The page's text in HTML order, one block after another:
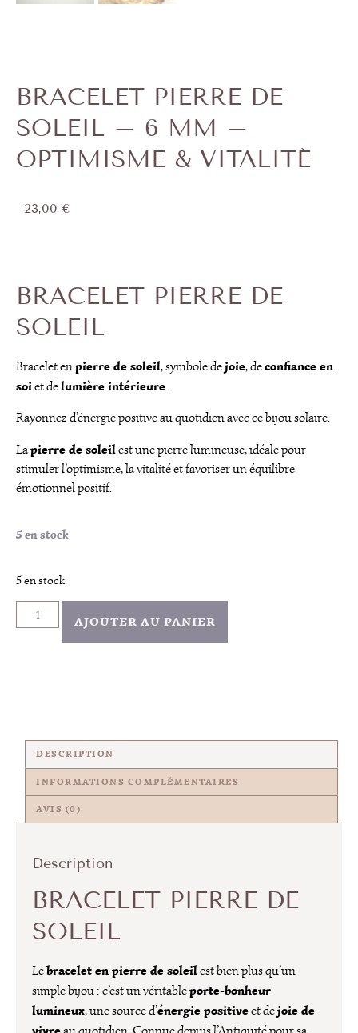
BRACELET PIERRE DE
SOLEIL – 6 MM –
OPTIMISME & VITALITÉ
23,00 €
BRACELET PIERRE DE
SOLEIL
Bracelet enpierre de soleil, symbole dejoie, deconfiance en
soiet delumière intérieure.
Rayonnez d’énergie positive au quotidien avec ce bijou solaire.
Lapierre de soleilest une pierre lumineuse, idéale pour
stimuler l’optimisme, la vitalité et favoriser un équilibre
émotionnel positif.
5 en stock
5 en stock
AJOUTER AU PANIER
DESCRIPTION
INFORMATIONS COMPLÉMENTAIRES
AVIS (0)
Description
BRACELET PIERRE DE
SOLEIL
Lebracelet en pierre de soleilest bien plus qu’un
simple bijou : c’est un véritableporte-bonheur
lumineux, une source d’énergie positiveet dejoie de